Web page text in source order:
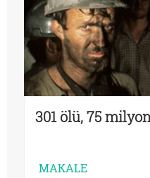
301 ölü, 75
MAKALE